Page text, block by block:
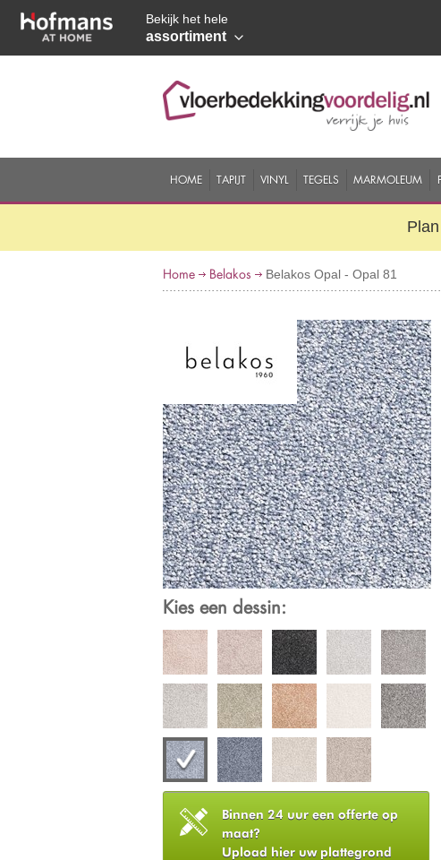
Bekijk het hele
assortiment
HOME TAPIJT VINYL TEGELS MARMOLEUM
Home Belakos Belakos Opal - Opal 81
Kies een dessin:
Binnen 24 uur een offerte op
maat?
Upload hier uw plattegrond